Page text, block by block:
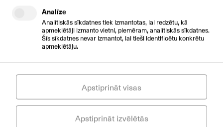
JĀNIS STRUMPMANIS
CSC TELECOM
Analīze
Analītiskās sīkdatnes tiek izmantotas, lai redzētu, kā
apmeklētāji izmanto vietni, piemēram, analītiskās sīkdatnes.
Šīs sīkdatnes nevar izmantot, lai tieši identificētu konkrētu
apmeklētāju.
Apstiprināt izvēlētās
Apstiprināt visas